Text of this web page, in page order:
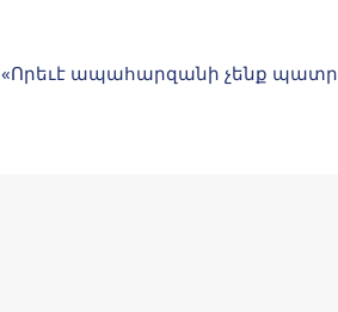
«Որեւէ ապահարզանի չենք